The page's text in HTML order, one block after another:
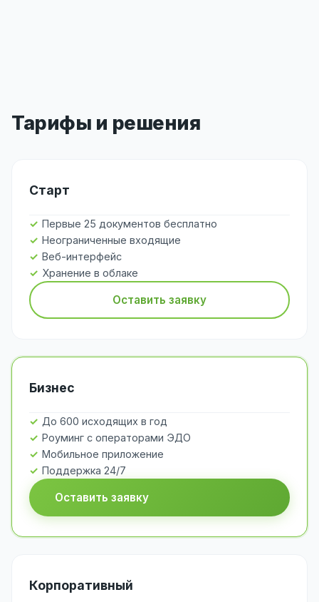
Тарифы и решения
Старт
Первые 25 документов бесплатно
Неограниченные входящие
Веб-интерфейс
Хранение в облаке
Оставить заявку
Бизнес
До 600 исходящих в год
Роуминг с операторами ЭДО
Мобильное приложение
Поддержка 24/7
Оставить заявку
Корпоративный